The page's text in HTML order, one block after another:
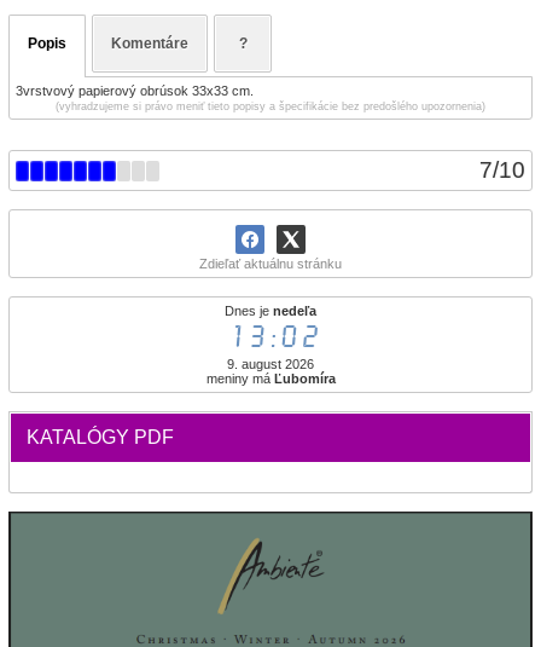
7/10
Zdieľať aktuálnu stránku
Dnes je nedeľa
13:02
9. august 2026
meniny má Ľubomíra
KATALÓGY PDF
Popis Komentáre ?
3vrstvový papierový obrúsok 33x33 cm.
(vyhradzujeme si právo meniť tieto popisy a špecifikácie bez predošlého upozornenia)